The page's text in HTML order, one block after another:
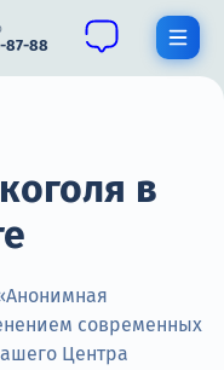
87-88
в
современных
Центра